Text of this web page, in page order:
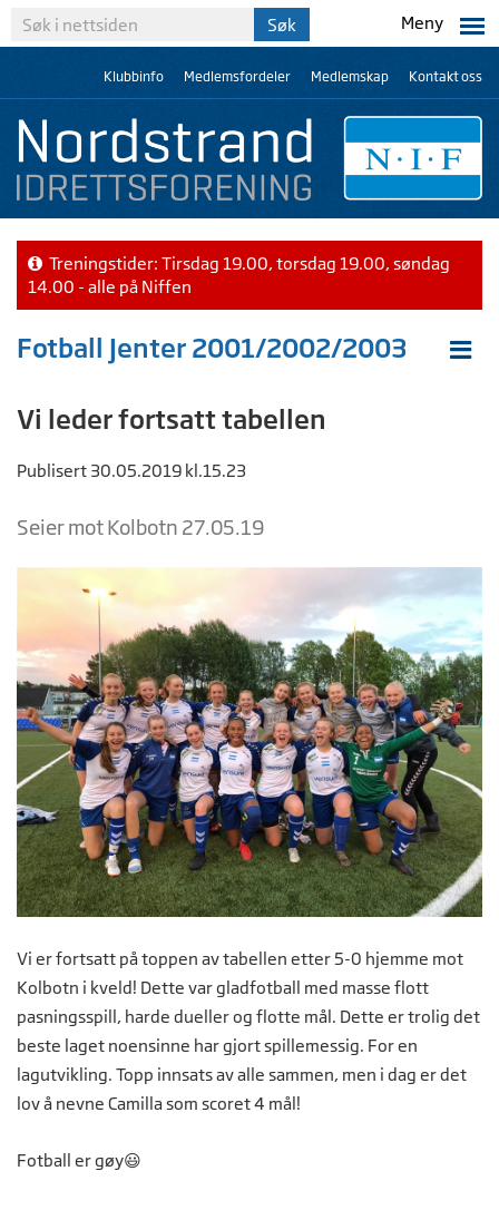
Meny
Klubbinfo Medlemsfordeler Medlemskap Kontakt oss
Treningstider: Tirsdag 19.00, torsdag 19.00, søndag
14.00 - alle på Niffen
Fotball Jenter 2001/2002/2003
Vi leder fortsatt tabellen
Publisert 30.05.2019 kl.15.23
Seier mot Kolbotn 27.05.19
Vi er fortsatt på toppen av tabellen etter 5-0 hjemme mot
Kolbotn i kveld! Dette var gladfotball med masse flott
pasningsspill, harde dueller og flotte mål. Dette er trolig det
beste laget noensinne har gjort spillemessig. For en
lagutvikling. Topp innsats av alle sammen, men i dag er det
lov å nevne Camilla som scoret 4 mål!
Fotball er gøy😃